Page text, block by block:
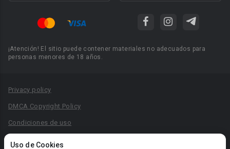
Uso de Cookies
¡Atención! El sitio puede contener materiales no adecuados para
personas menores de 18 años.
Privacy policy
DMCA Copyright Policy
Condiciones de uso